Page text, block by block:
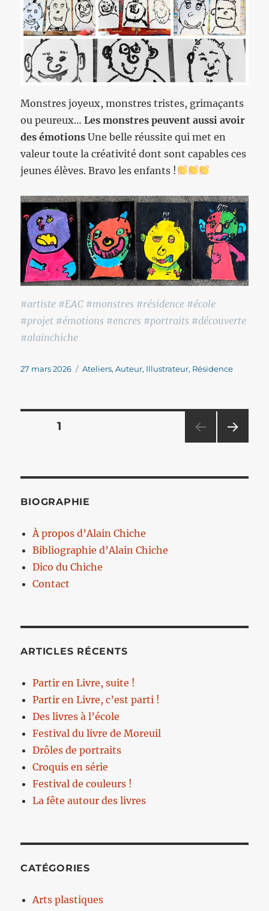
Monstres joyeux, monstres tristes, grimaçants
ou peureux…Les monstres peuvent aussi avoir
des émotions Une belle réussite qui met en
valeur toute la créativité dont sont capables ces
jeunes élèves. Bravo les enfants !
#artiste #EAC #monstres #résidence #école
#projet #émotions #encres #portraits #découverte
#alainchiche
Publié
27 mars 2026 Catégories
Ateliers,Auteur, Illustrateur, Résidence
Pagination
publications
PAGE1
ANT
BIOGRAPHIE
À propos d’Alain Chiche
Bibliographie d’Alain Chiche
Dico du Chiche
Contact
ARTICLES RÉCENTS
Partir en Livre, suite !
Partir en Livre, c’est parti !
Des livres à l’école
Festival du livre de Moreuil
Drôles de portraits
Croquis en série
Festival de couleurs !
La fête autour des livres
CATÉGORIES
Arts plastiques